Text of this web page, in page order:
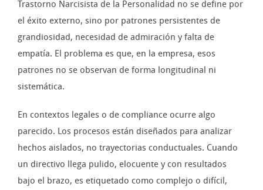
Trastorno Narcisista de la Personalidad no se define por
el éxito externo, sino por patrones persistentes de
grandiosidad, necesidad de admiración y falta de
empatía. El problema es que, en la empresa, esos
patrones no se observan de forma longitudinal ni
sistemática.
En contextos legales o de compliance ocurre algo
parecido. Los procesos están diseñados para analizar
hechos aislados, no trayectorias conductuales. Cuando
un directivo llega pulido, elocuente y con resultados
bajo el brazo, es etiquetado como complejo o difícil,